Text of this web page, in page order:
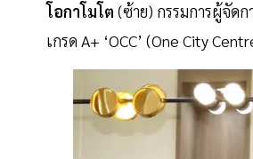
โอกาโมโต (ซ้าย) กรรมการผู้จัด
เกรด A+ ‘OCC’ (One City